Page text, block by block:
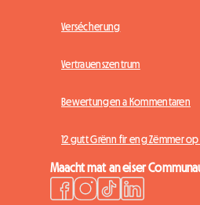
Versécherung
Vertrauenszentrum
Bewertungen a Kommentaren
12 gutt Grënn fir eng Zëmmer
Maacht mat an eiser